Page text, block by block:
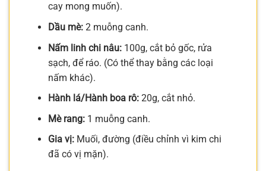
cay mong muốn).
Dầu mè:2 muỗng canh.
Nấm linh chi nâu:100g, cắt bỏ gốc, rửa
sạch, để ráo. (Có thể thay bằng các loại
nấm khác).
Hành lá/Hành boa rô:20g, cắt nhỏ.
Mè rang:1 muỗng canh.
Gia vị:Muối, đường (điều chỉnh vì kim chi
đã có vị mặn).